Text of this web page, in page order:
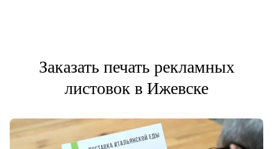
Заказать печать рекламных
листовок в Ижевске